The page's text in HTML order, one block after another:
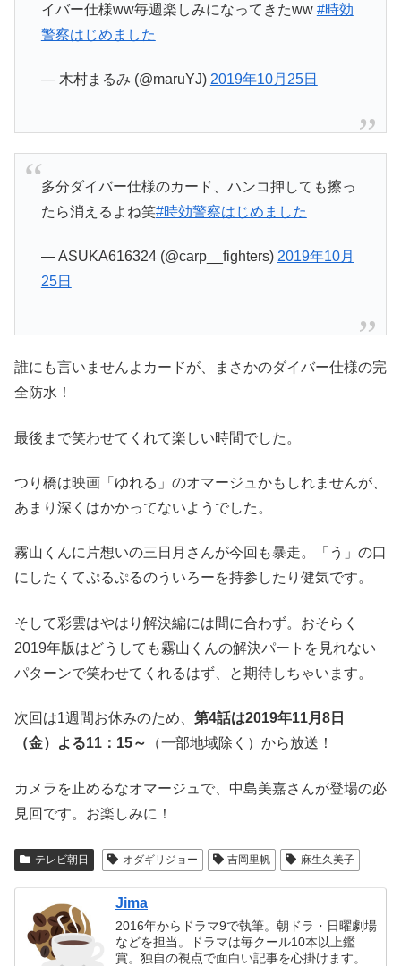
イバー仕様ww毎週楽しみになってきたww #時効
警察はじめました
— 木村まるみ (@maruYJ) 2019年10月25日
多分ダイバー仕様のカード、ハンコ押しても擦っ
たら消えるよね笑#時効警察はじめました
— ASUKA616324 (@carp__fighters) 2019年10月
25日
誰にも言いませんよカードが、まさかのダイバー仕様の完
全防水！
最後まで笑わせてくれて楽しい時間でした。
つり橋は映画「ゆれる」のオマージュかもしれませんが、
あまり深くはかかってないようでした。
霧山くんに片想いの三日月さんが今回も暴走。「う」の口
にしたくてぷるぷるのういろーを持参したり健気です。
そして彩雲はやはり解決編には間に合わず。おそらく
2019年版はどうしても霧山くんの解決パートを見れない
パターンで笑わせてくれるはず、と期待しちゃいます。
次回は1週間お休みのため、 第4話は2019年11月8日
（金）よる11：15～
（一部地域除く）から放送！
カメラを止めるなオマージュで、中島美嘉さんが登場の必
見回です。お楽しみに！
テレビ朝日 オダギリジョー 吉岡里帆 麻生久美子
Jima
2016年からドラマ9で執筆。朝ドラ・日曜劇場
などを担当。ドラマは毎クール10本以上鑑
賞。独自の視点で面白い記事を心掛けます。